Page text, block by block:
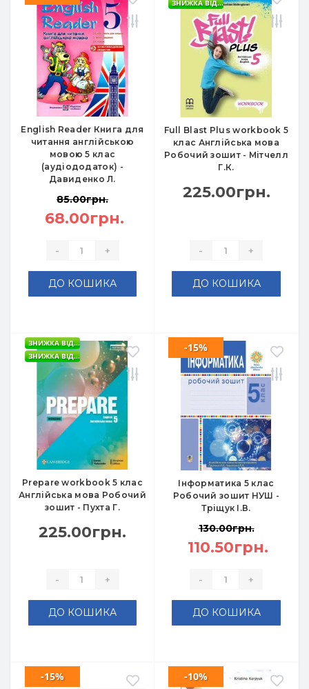
English Reader Книга для
читання англійською
мовою 5 клас
(аудіододаток) -
Давиденко Л.
85.00грн.
68.00грн.
- +
ДО КОШИКА
Full Blast Plus workbook 5
клас Англійська мова
Робочий зошит - Мітчелл
Г.К.
ЗНИЖКА ВІД...
225.00грн.
- +
ДО КОШИКА
Prepare workbook 5 клас
Англійська мова Робочий
зошит - Пухта Г.
ЗНИЖКА ВІД...
ЗНИЖКА ВІД...
225.00грн.
- +
ДО КОШИКА
Інформатика 5 клас
Робочий зошит НУШ -
Тріщук І.В.
-15%
130.00грн.
110.50грн.
- +
ДО КОШИКА
-15% -10%